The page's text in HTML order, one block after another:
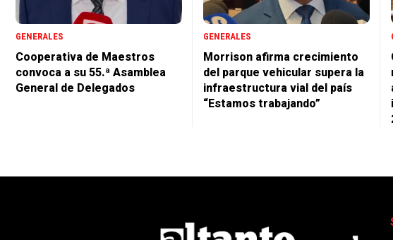
GENERALES
Cooperativa de Maestros
convoca a su 55.ª Asamblea
General de Delegados
GENERALES
Morrison afirma crecimiento
del parque vehicular supera la
infraestructura vial del país
“Estamos trabajando”